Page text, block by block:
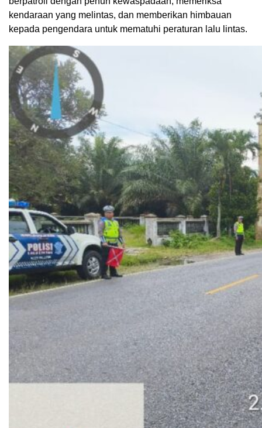
kendaraan yang melintas, dan memberikan himbauan
kepada pengendara untuk mematuhi peraturan lalu lintas.